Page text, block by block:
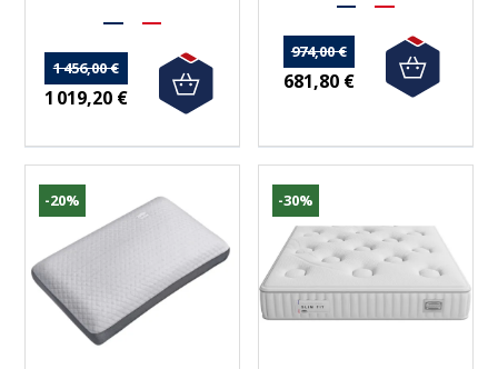
1 456,00 €
1 019,20 €
974,00 €
681,80 €
-20% -30%